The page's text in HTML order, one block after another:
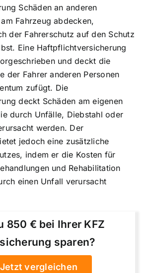
Schäden an anderen
Fahrzeug abdecken,
der Fahrerschutz auf den Schutz
Eine Haftpflichtversicherung
und deckt die
der Fahrer anderen Personen
zufügt. Die
deckt Schäden am eigenen
durch Unfälle, Diebstahl oder
werden. Der
jedoch eine zusätzliche
indem er die Kosten für
und Rehabilitation
einen Unfall verursacht
850 € bei Ihrer KFZ
sparen?
Jetzt vergleichen